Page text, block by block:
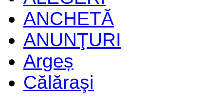
ANCHETĂ
ANUNŢURI
Argeș
Călăraşi